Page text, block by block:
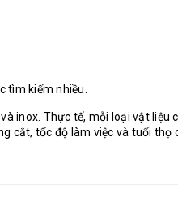
tìm kiếm nhiều.
inox. Thực tế, mỗi loại vật liệu
cắt, tốc độ làm việc và tuổi thọ